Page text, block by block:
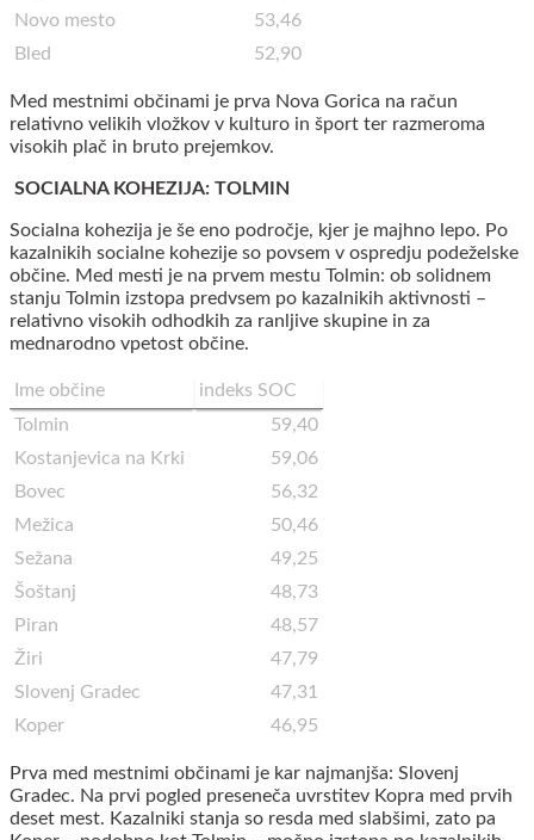
Novo mesto
53,46
Bled
52,90
Med mestnimi občinami je prva Nova Gorica na račun
relativno velikih vložkov v kulturo in šport ter razmeroma
visokih plač in bruto prejemkov.
SOCIALNA KOHEZIJA: TOLMIN
Socialna kohezija je še eno področje, kjer je majhno lepo. Po
kazalnikih socialne kohezije so povsem v ospredju podeželske
občine. Med mesti je na prvem mestu Tolmin: ob solidnem
stanju Tolmin izstopa predvsem po kazalnikih aktivnosti –
relativno visokih odhodkih za ranljive skupine in za
mednarodno vpetost občine.
Ime občine
indeks SOC
Tolmin
59,40
Kostanjevica na Krki
59,06
Bovec
56,32
Mežica
50,46
Sežana
49,25
Šoštanj
48,73
Piran
48,57
Žiri
47,79
Slovenj Gradec
47,31
Koper
46,95
Prva med mestnimi občinami je kar najmanjša: Slovenj
Gradec. Na prvi pogled preseneča uvrstitev Kopra med prvih
deset mest. Kazalniki stanja so resda med slabšimi, zato pa